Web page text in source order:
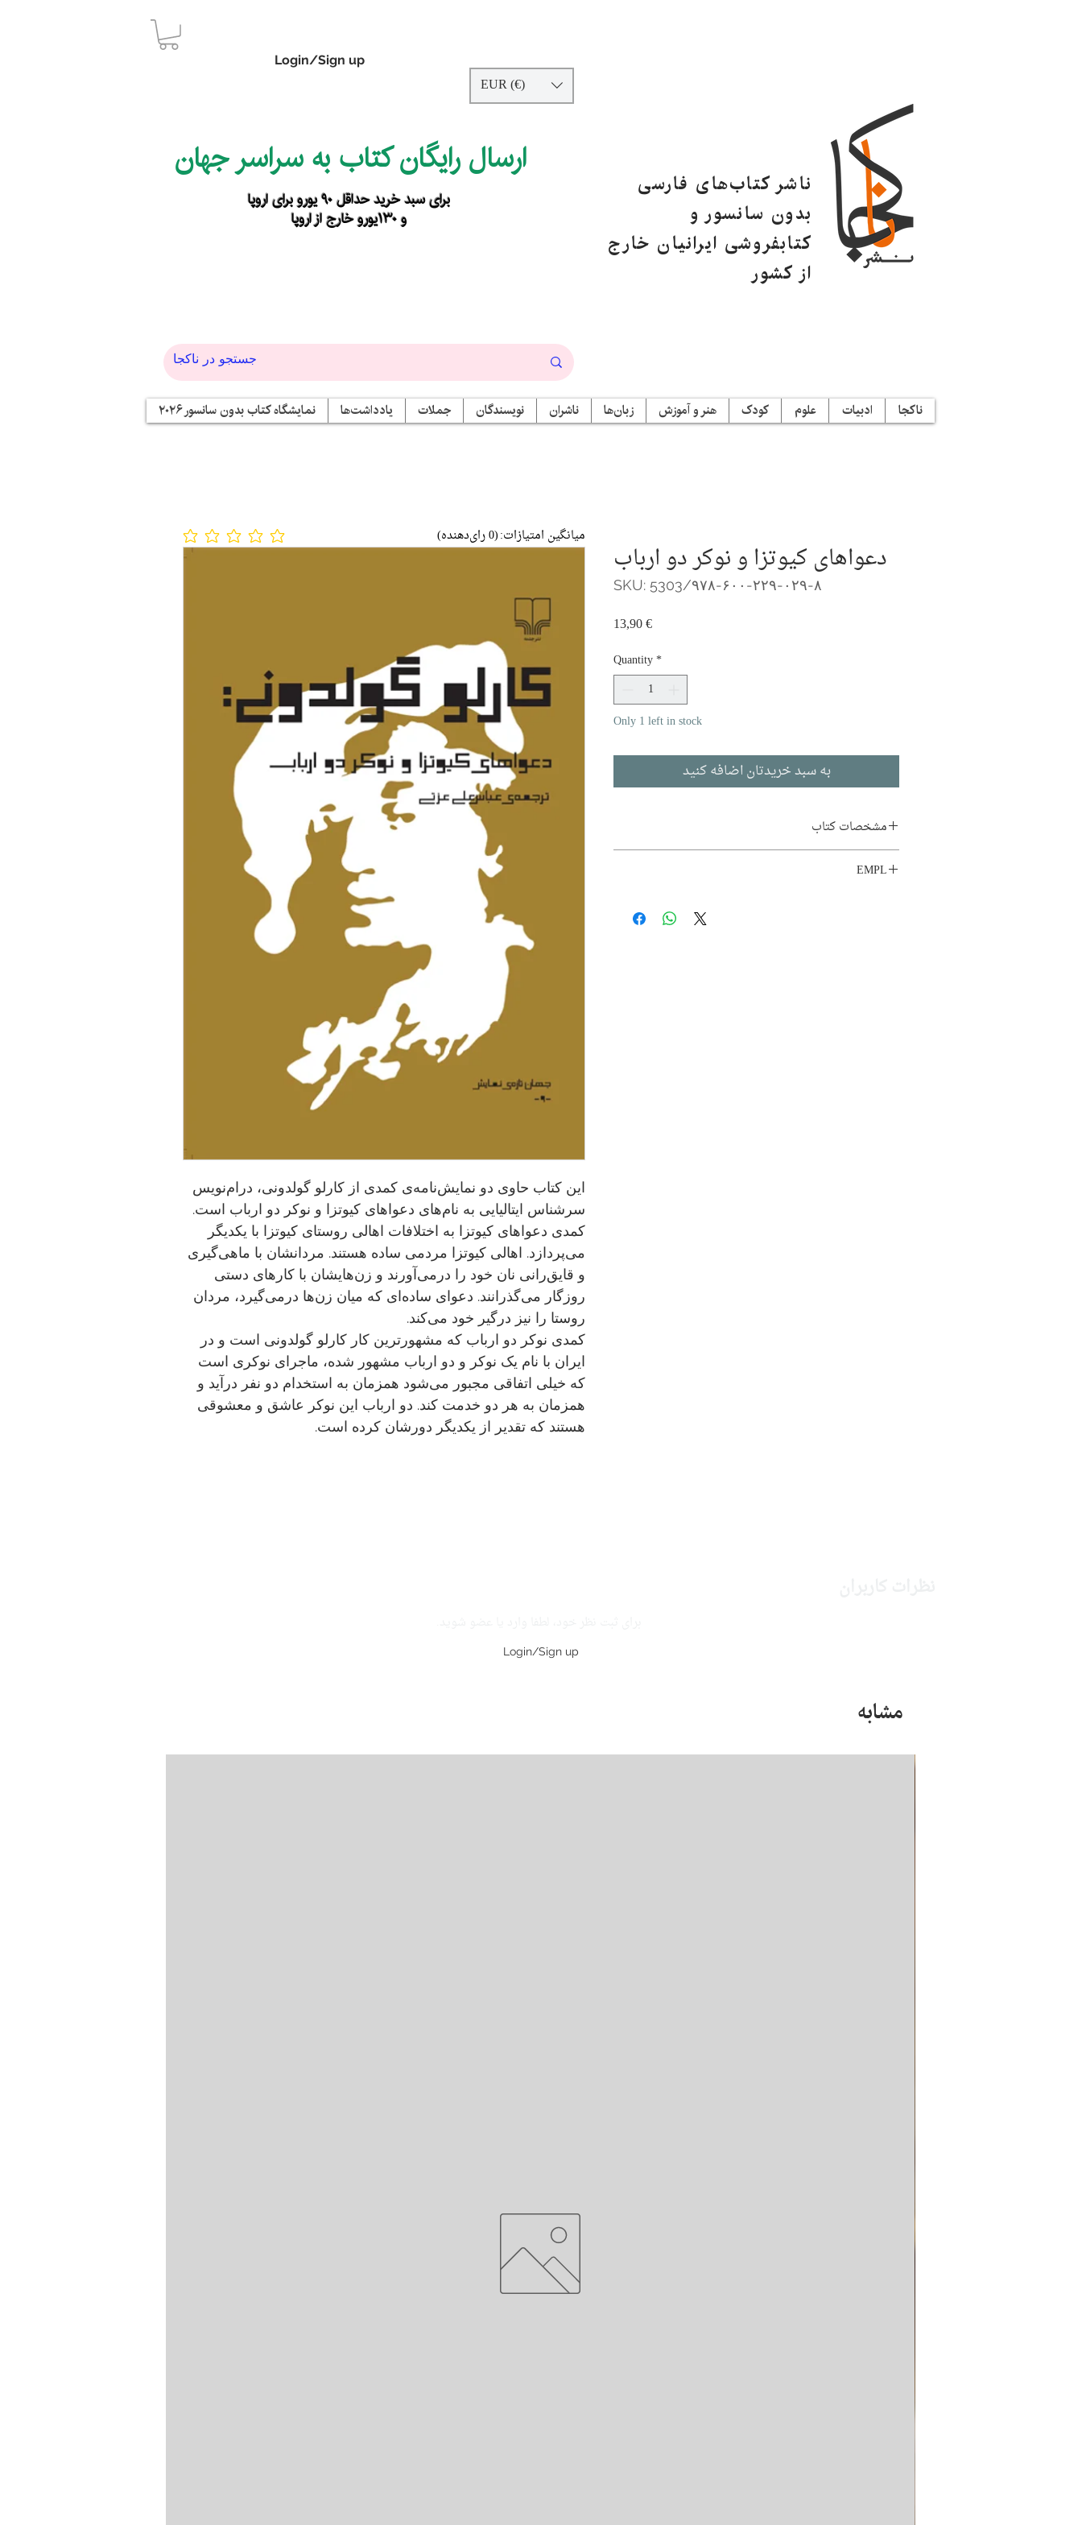
Login/Sign up
EUR (€)
ارسال رایگان کتاب به سراسر جهان
برای سبد خرید حداقل ۹۰ یورو برای اروپا
و ۱۳۰یورو خارج از اروپا
ناشر کتاب‌های فارسی
بدون سانسور و
کتابفروشی ایرانیان خارج
از کشور
ناکجا ادبیات علوم کودک هنر و آموزش زبان‌ها ناشران نویسندگان جملات یادداشت‌ها نمایشگاه کتاب بدون سانسور ۲۰۲۶
این کتاب حاوی دو نمایش‌نامه‌ی کمدی از کارلو گولدونی، درام‌نویس
سرشناس ایتالیایی به نام‌های دعواهای کیوتزا و نوکر دو ارباب است.
کمدی دعواهای کیوتزا به اختلافات اهالی روستای کیوتزا با یکدیگر
می‌پردازد. اهالی کیوتزا مردمی ساده هستند. مردانشان با ماهی‌گیری
و قایق‌رانی نان خود را درمی‌آورند و زن‌هایشان با کارهای دستی
روزگار می‌گذرانند. دعوای ساده‌ای که میان زن‌ها درمی‌گیرد، مردان
روستا را نیز درگیر خود می‌کند.
کمدی نوکر دو ارباب که مشهورترین کار کارلو گولدونی است و در
ایران با نام یک نوکر و دو ارباب مشهور شده، ماجرای نوکری است
که خیلی اتفاقی مجبور می‌شود همزمان به استخدام دو نفر درآید و
همزمان به هر دو خدمت کند. دو ارباب این نوکر عاشق و معشوقی
هستند که تقدیر از یکدیگر دورشان کرده است.
دعواهای کیوتزا و نوکر دو ارباب
SKU: 5303/۹۷۸-۶۰۰-۲۲۹-۰۲۹-۸
13,90 €Price
Quantity*
Only 1 left in stock
به سبد خریدتان اضافه کنید
مشخصات کتاب
نویسنده:
EMPL
No ratings yet میانگین امتیازات:(0 رای‌دهنده)
Login/Sign up
مشابه